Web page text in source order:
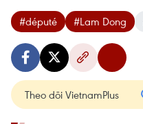
#député #Lam Dong
Theo dõi VietnamPlus